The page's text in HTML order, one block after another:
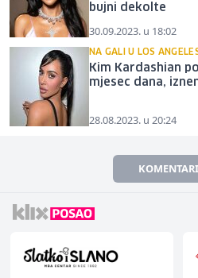
bujni dekolte
30.09.2023. u 18:02
NA GALI U LOS
Kim Kardashian
mjesec dana,
28.08.2023. u 20:24